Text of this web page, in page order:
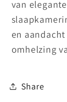
van
en
omhelzing
Share